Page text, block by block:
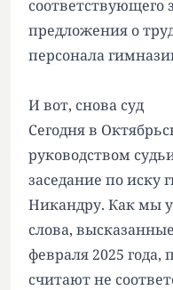
соответствующего
предложения о
персонала
И вот, снова суд
Сегодня в
руководством
заседание по иску
Никандру. Как мы
слова,
февраля 2025
считают не